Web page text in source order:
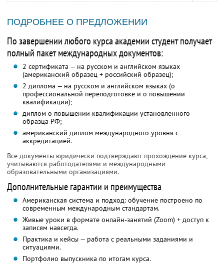
ПОДРОБНЕЕ О ПРЕДЛОЖЕНИИ
По завершении любого курса академии студент получает
полный пакет международных документов:
2 сертификата — на русском и английском языках
(американский образец + российский образец);
2 диплома — на русском и английском языках (о
профессиональной переподготовке и о повышении
квалификации);
диплом о повышении квалификации установленного
образца РФ;
американский диплом международного уровня с
аккредитацией.
Все документы юридически подтверждают прохождение курса,
учитываются работодателями и международными
образовательными организациями.
Дополнительные гарантии и преимущества
Американская система и подход: обучение построено по
современным международным стандартам.
Живые уроки в формате онлайн-занятий (Zoom) + доступ к
записям навсегда.
Практика и кейсы — работа с реальными заданиями и
ситуациями.
Портфолио выпускника по итогам курса.